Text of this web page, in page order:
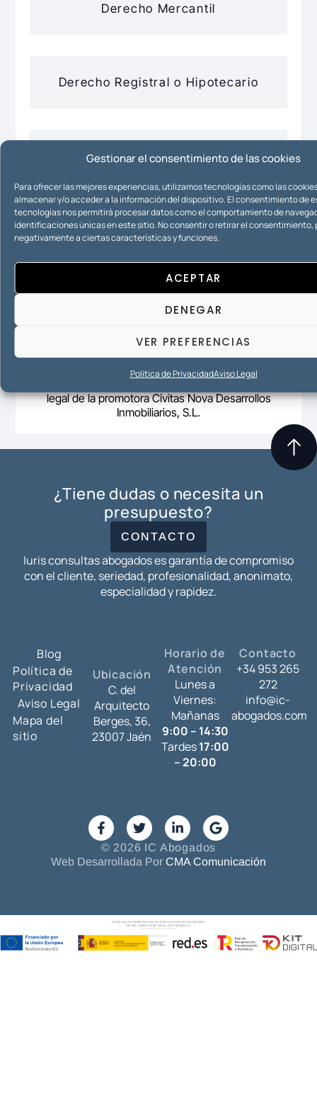
Gestionar el consentimiento de las cookies
Para ofrecer las mejores experiencias, utilizamos tecnologías como las
almacenar y/o acceder a la información del dispositivo. El consentimiento de
tecnologías nos permitirá procesar datos como el comportamiento de
identificaciones únicas en este sitio. No consentir o retirar el consentimiento,
negativamente a ciertas características y funciones.
ACEPTAR
DENEGAR
VER PREFERENCIAS
Política de PrivacidadAviso Legal
Derecho Mercantil
Derecho Registral o Hipotecario
Urbanismo
Iurisconsultas Abogados (2011), despacho que
actualmente dirige. Administradora concursal y
mediadora desde 2019, ha colaborado en distintos
medios radiofónicos. Es administradora y asesora
legal de la promotora Civitas Nova Desarrollos
Inmobiliarios, S.L.
¿Tiene dudas o necesita un
presupuesto?
CONTACTO
Iuris consultas abogados es garantía de compromiso
con el cliente, seriedad, profesionalidad, anonimato,
especialidad y rapidez.
Blog
Política de
Privacidad
Aviso Legal
Mapa del
sitio
Ubicación
C. del
Arquitecto
Berges, 36,
23007 Jaén
Horario de
Atención
Lunes a
Viernes:
Mañanas
9:00 – 14:30
Tardes17:00
– 20:00
Contacto
+34 953 265
272
info@ic-
abogados.com
© 2026 IC Abogados
Web Desarrollada Por CMA Comunicación